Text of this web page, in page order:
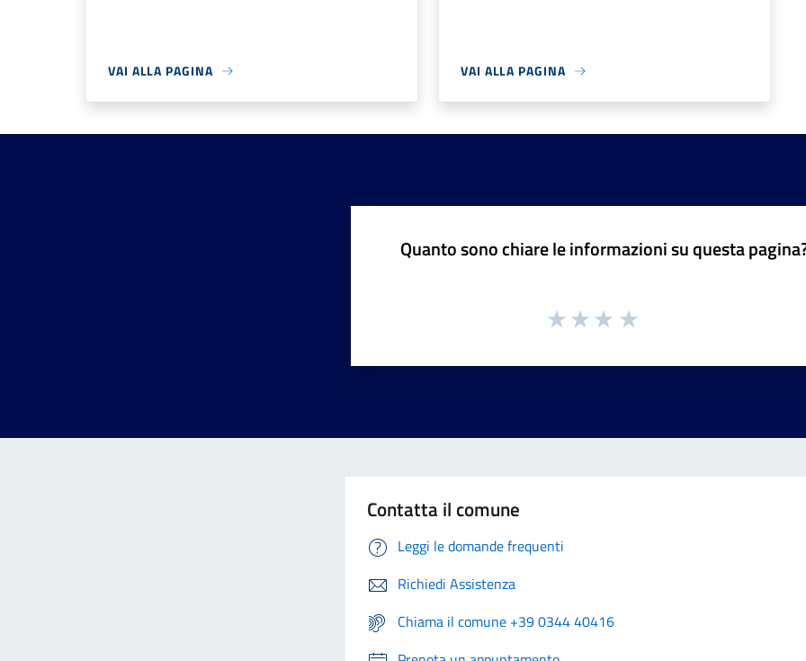
VAI ALLA PAGINA VAI ALLA PAGINA
Quanto sono chiare le informazioni su questa
Contatta il comune
Leggi le domande frequenti
Richiedi Assistenza
Chiama il comune +39 0344 40416